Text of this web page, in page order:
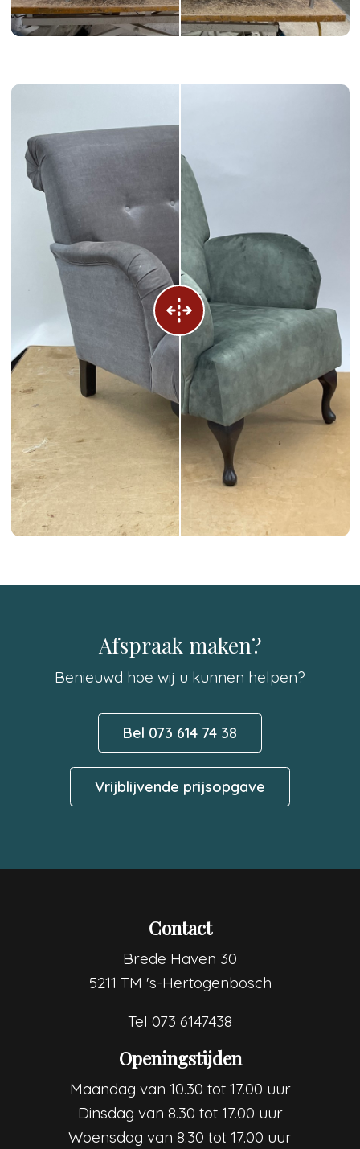
Afspraak maken?
Benieuwd hoe wij u kunnen helpen?
Bel 073 614 74 38
Vrijblijvende prijsopgave
Contact
Brede Haven 30
5211 TM 's-Hertogenbosch
Tel 073 6147438
Openingstijden
Maandag van 10.30 tot 17.00 uur
Dinsdag van 8.30 tot 17.00 uur
Woensdag van 8.30 tot 17.00 uur